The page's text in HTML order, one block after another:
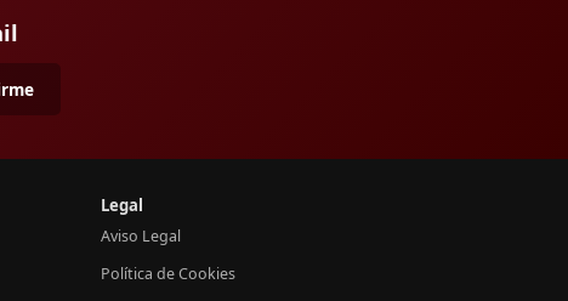
Legal
Aviso Legal
Política de Cookies